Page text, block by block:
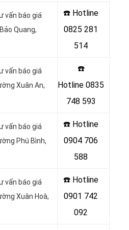
vấn báo giá
Quang,
☎️ Hotline
0825 281
514
vấn báo giá
Xuân An,
☎️
Hotline 0835
748 593
vấn báo giá
Phú Bình,
☎️ Hotline
0904 706
588
vấn báo giá
Xuân Hoà,
☎️ Hotline
0901 742
092